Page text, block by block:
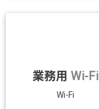
業務用 Wi-Fi
Wi-Fi